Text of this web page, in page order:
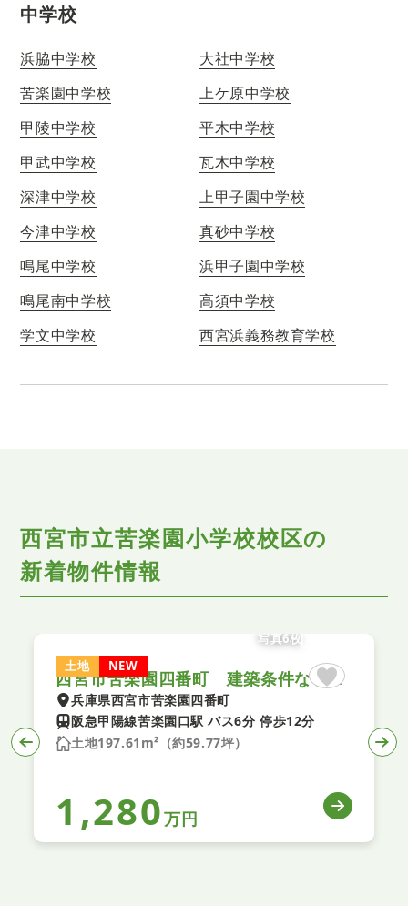
中学校
浜脇中学校
大社中学校
苦楽園中学校
上ケ原中学校
甲陵中学校
平木中学校
甲武中学校
瓦木中学校
深津中学校
上甲子園中学校
今津中学校
真砂中学校
鳴尾中学校
浜甲子園中学校
鳴尾南中学校
高須中学校
学文中学校
西宮浜義務教育学校
西宮市立苦楽園小学校校区の
新着物件情報
土地 NEW
写真6枚
西宮市苦楽園四番町 建築条件なし土地
兵庫県西宮市苦楽園四番町
阪急甲陽線苦楽園口駅 バス6分 停歩12分
土地197.61m²（約59.77坪）
1,280万円